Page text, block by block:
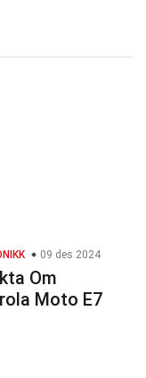
09 des 2024
Om
Moto E7